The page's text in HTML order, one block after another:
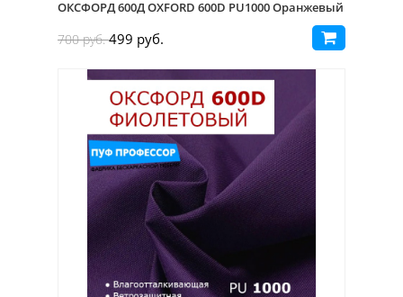
ОКСФОРД 600Д OXFORD 600D PU1000 Оранжевый
700 руб.499 руб.